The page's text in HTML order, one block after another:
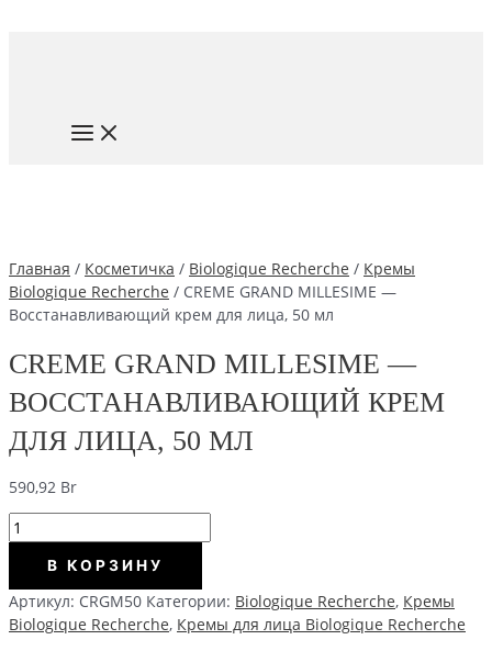
MAIN
MENU
Главная / Косметичка / Biologique Recherche / Кремы
Biologique Recherche / CREME GRAND MILLESIME —
Восстанавливающий крем для лица, 50 мл
CREME GRAND MILLESIME —
ВОССТАНАВЛИВАЮЩИЙ КРЕМ
ДЛЯ ЛИЦА, 50 МЛ
590,92 Br
Количество
CREME
GRAND
MILLESIME
-
Восстанавливающий
В КОРЗИНУ
Артикул: CRGM50 Категории: Biologique Recherche, Кремы
Biologique Recherche, Кремы для лица Biologique Recherche